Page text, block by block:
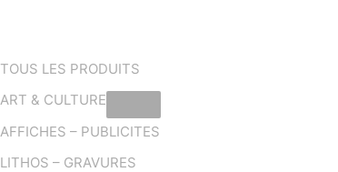
TOUS LES PRODUITS
ART & CULTURE
AFFICHES – PUBLICITES
LITHOS – GRAVURES